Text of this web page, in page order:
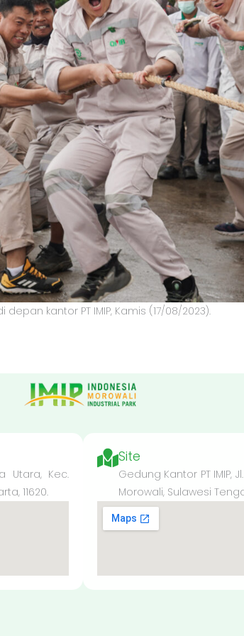
kantor PT IMIP, Kamis (17/08/2023).
Utara, Kec.
11620.
Site
Gedung Kantor PT IMIP,
Morowali, Sulawesi